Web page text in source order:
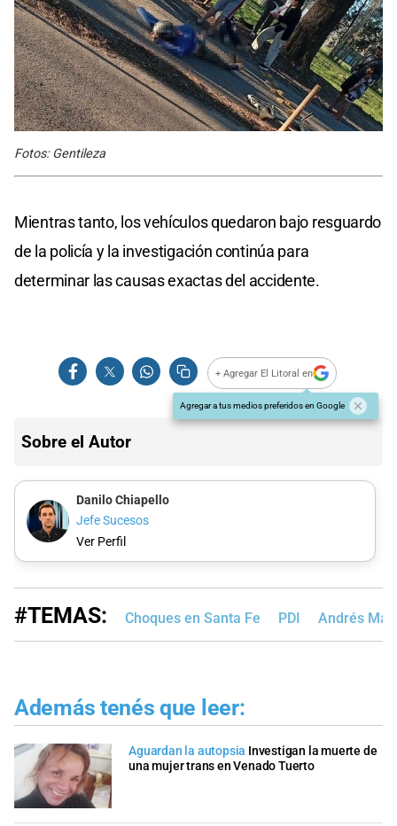
Fotos: Gentileza
Mientras tanto, los vehículos quedaron bajo resguardo
de la policía y la investigación continúa para
determinar las causas exactas del accidente.
+ Agregar El Litoral en
Agregar a tus medios preferidos en Google
Sobre el Autor
Danilo Chiapello
Jefe Sucesos
Ver Perfil
#TEMAS: Choques en Santa Fe PDI Andrés
Además tenés que leer:
Aguardan la autopsia Investigan la muerte de
una mujer trans en Venado Tuerto